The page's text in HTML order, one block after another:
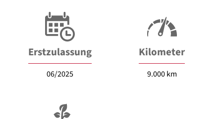
Erstzulassung
06/2025
Kilometer
9.000 km